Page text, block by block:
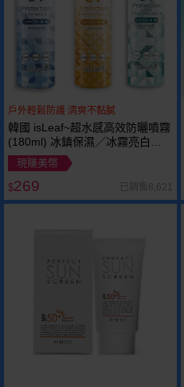
戶外輕鬆防護 清爽不黏膩
韓國 isLeaf~超水感高效防曬噴霧
(180ml) 冰鎮保濕／冰霧亮白／
溫和舒緩 款式可選
現賺美幣
$269 已銷售8,621